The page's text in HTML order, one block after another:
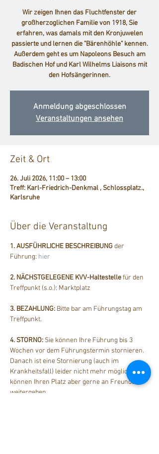
Wir zeigen Ihnen das Fluchtfenster der
großherzoglichen Familie von 1918, Sie
erfahren, was damals mit den Kronjuwelen
passierte und lernen die "Bärenhöhle" kennen.
Außerdem geht es um Napoleons Besuch am
Badischen Hof und Karl Wilhelms Liaisons mit
den Hofsängerinnen.
Anmeldung abgeschlossen
Veranstaltungen ansehen
Zeit & Ort
26. Juli 2026, 11:00 – 13:00
Treff: Karl-Friedrich-Denkmal , Schlossplatz.,
Karlsruhe
Über die Veranstaltung
1. AUSFÜHRLICHE BESCHREIBUNG der
Führung: hier
2. NÄCHSTGELEGENE KVV-Haltestelle für den
Treffpunkt (s.o.): Marktplatz
3. BEZAHLUNG: Bitte bar am Führungstag am
Treffpunkt.
4. STORNO: Sie können Ihre Führung bis 3
Wochen vor dem Führungstermin stornieren.
Danach ist eine Stornierung (auch im
Krankheitsfall) leider nicht mehr möglich. Sie
können Ihren Platz aber gerne an Freunde
weitergeben.